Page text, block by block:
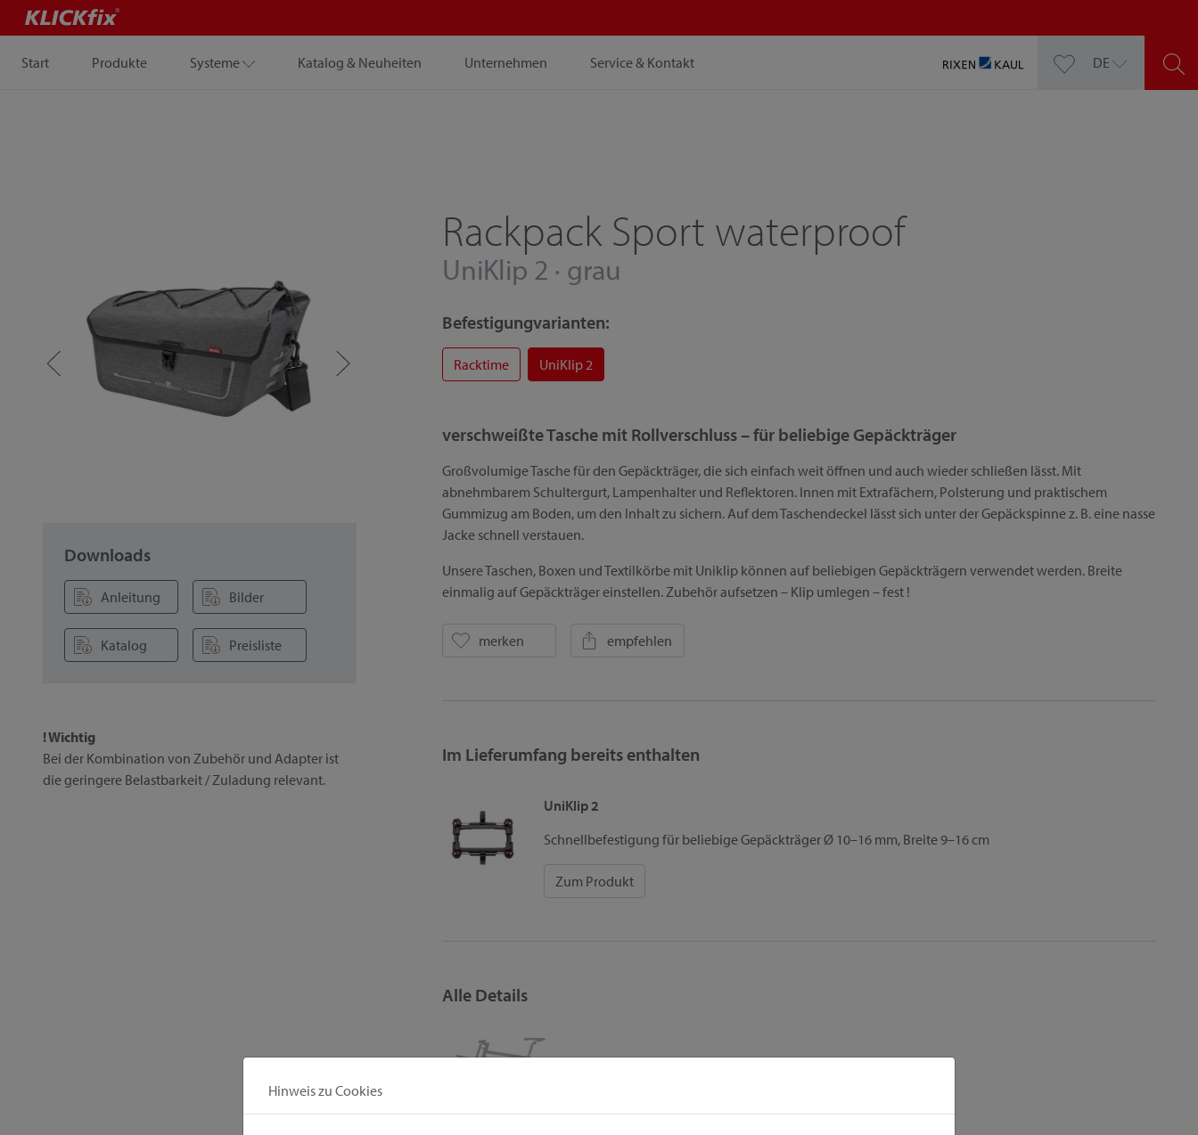
Start Produkte Systeme Katalog & Neuheiten Unternehmen Service & Kontakt DE
Downloads
Anleitung Bilder
Katalog Preisliste
! Wichtig
Bei der Kombination von Zubehör und Adapter ist
die geringere Belastbarkeit / Zuladung relevant.
Rackpack Sport waterproof
UniKlip 2 · grau
Befestigungvarianten:
Racktime UniKlip 2
verschweißte Tasche mit Rollverschluss – für beliebige Gepäckträger
Großvolumige Tasche für den Gepäckträger, die sich einfach weit öffnen und auch wieder schließen lässt. Mit
abnehmbarem Schultergurt, Lampenhalter und Reflektoren. Innen mit Extrafächern, Polsterung und praktischem
Gummizug am Boden, um den Inhalt zu sichern. Auf dem Taschendeckel lässt sich unter der Gepäckspinne z. B. eine nasse
Jacke schnell verstauen.
Unsere Taschen, Boxen und Textilkörbe mit Uniklip können auf beliebigen Gepäckträgern verwendet werden. Breite
einmalig auf Gepäckträger einstellen. Zubehör aufsetzen – Klip umlegen – fest !
merken empfehlen
Im Lieferumfang bereits enthalten
UniKlip 2
Schnellbefestigung für beliebige Gepäckträger Ø 10–16 mm, Breite 9–16 cm
Zum Produkt
Alle Details
Hinweis zu Cookies